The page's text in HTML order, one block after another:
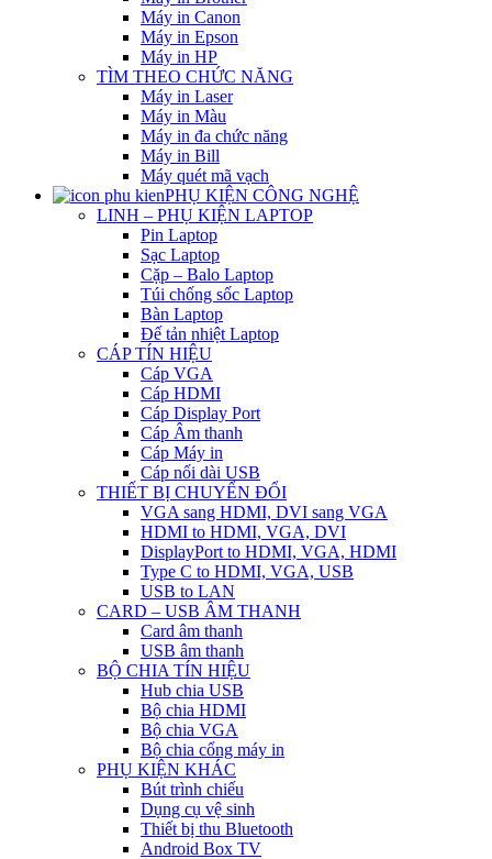
Máy in Canon
Máy in Epson
Máy in HP
TÌM THEO CHỨC NĂNG
Máy in Laser
Máy in Màu
Máy in đa chức năng
Máy in Bill
Máy quét mã vạch
PHỤ KIỆN CÔNG NGHỆ
LINH – PHỤ KIỆN LAPTOP
Pin Laptop
Sạc Laptop
Cặp – Balo Laptop
Túi chống sốc Laptop
Bàn Laptop
Đế tản nhiệt Laptop
CÁP TÍN HIỆU
Cáp VGA
Cáp HDMI
Cáp Display Port
Cáp Âm thanh
Cáp Máy in
Cáp nối dài USB
THIẾT BỊ CHUYỂN ĐỔI
VGA sang HDMI, DVI sang VGA
HDMI to HDMI, VGA, DVI
DisplayPort to HDMI, VGA, HDMI
Type C to HDMI, VGA, USB
USB to LAN
CARD – USB ÂM THANH
Card âm thanh
USB âm thanh
BỘ CHIA TÍN HIỆU
Hub chia USB
Bộ chia HDMI
Bộ chia VGA
Bộ chia cổng máy in
PHỤ KIỆN KHÁC
Bút trình chiếu
Dụng cụ vệ sinh
Thiết bị thu Bluetooth
Android Box TV